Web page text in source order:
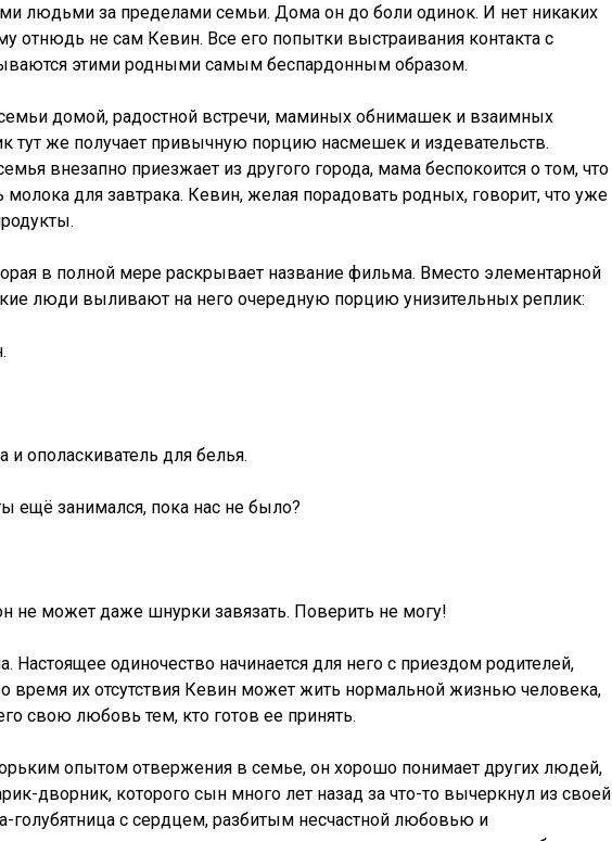
людьми за пределами семьи. Дома он до боли одинок. И нет никаких
отнюдь не сам Кевин. Все его попытки выстраивания контакта с
этими родными самым беспардонным образом.
домой, радостной встречи, маминых обнимашек и взаимных
тут же получает привычную порцию насмешек и издевательств.
внезапно приезжает из другого города, мама беспокоится о том, что
молока для завтрака. Кевин, желая порадовать родных, говорит, что уже
в полной мере раскрывает название фильма. Вместо элементарной
люди выливают на него очередную порцию унизительных реплик:
ополаскиватель для белья.
ещё занимался, пока нас не было?
не может даже шнурки завязать. Поверить не могу!
Настоящее одиночество начинается для него с приездом родителей,
время их отсутствия Кевин может жить нормальной жизнью человека,
свою любовь тем, кто готов ее принять.
опытом отвержения в семье, он хорошо понимает других людей,
дворник, которого сын много лет назад за что-то вычеркнул из своей
с сердцем, разбитым несчастной любовью и